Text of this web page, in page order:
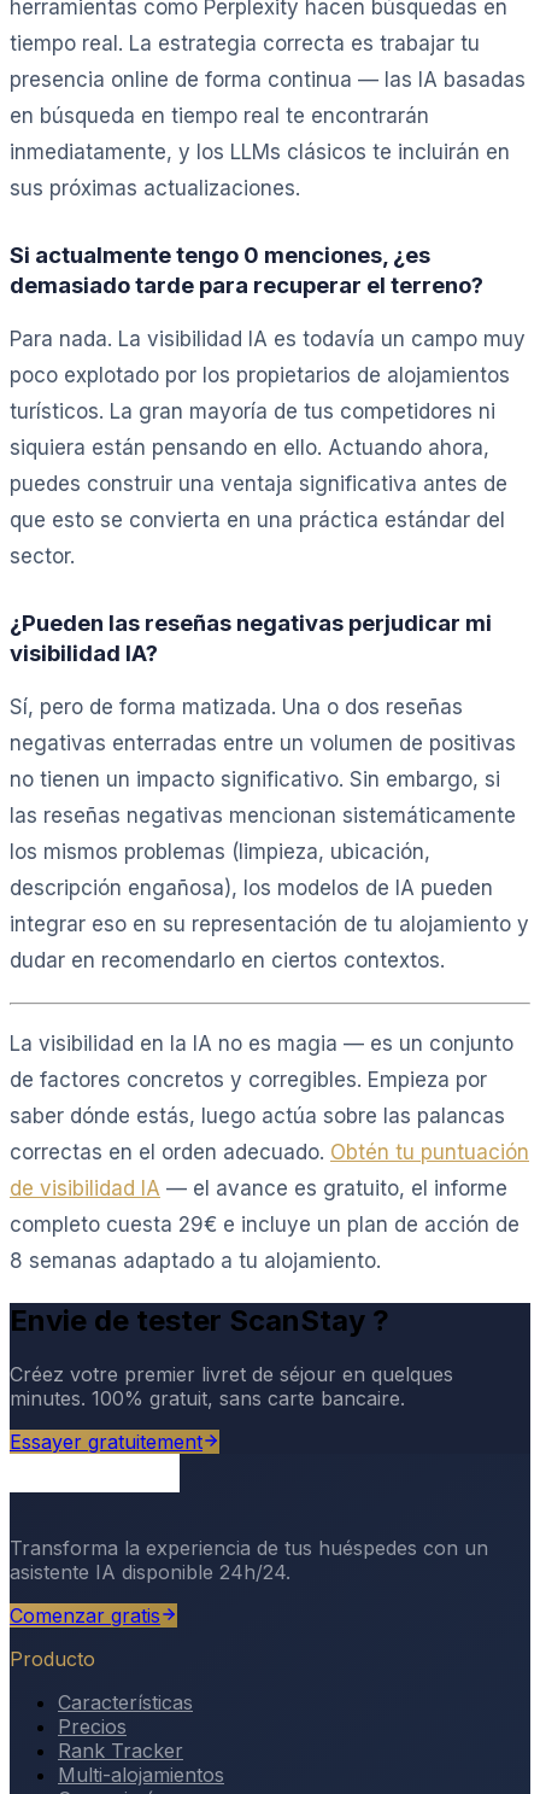
herramientas como Perplexity hacen búsquedas en
tiempo real. La estrategia correcta es trabajar tu
presencia online de forma continua — las IA basadas
en búsqueda en tiempo real te encontrarán
inmediatamente, y los LLMs clásicos te incluirán en
sus próximas actualizaciones.
Si actualmente tengo 0 menciones, ¿es
demasiado tarde para recuperar el terreno?
Para nada. La visibilidad IA es todavía un campo muy
poco explotado por los propietarios de alojamientos
turísticos. La gran mayoría de tus competidores ni
siquiera están pensando en ello. Actuando ahora,
puedes construir una ventaja significativa antes de
que esto se convierta en una práctica estándar del
sector.
¿Pueden las reseñas negativas perjudicar mi
visibilidad IA?
Sí, pero de forma matizada. Una o dos reseñas
negativas enterradas entre un volumen de positivas
no tienen un impacto significativo. Sin embargo, si
las reseñas negativas mencionan sistemáticamente
los mismos problemas (limpieza, ubicación,
descripción engañosa), los modelos de IA pueden
integrar eso en su representación de tu alojamiento y
dudar en recomendarlo en ciertos contextos.
La visibilidad en la IA no es magia — es un conjunto
de factores concretos y corregibles. Empieza por
saber dónde estás, luego actúa sobre las palancas
correctas en el orden adecuado. Obtén tu puntuación
de visibilidad IA — el avance es gratuito, el informe
completo cuesta 29€ e incluye un plan de acción de
8 semanas adaptado a tu alojamiento.
Envie de tester ScanStay ?
Créez votre premier livret de séjour en quelques
minutes. 100% gratuit, sans carte bancaire.
Essayer gratuitement
Transforma la experiencia de tus huéspedes con un
asistente IA disponible 24h/24.
Comenzar gratis
Producto
Características
Precios
Rank Tracker
Multi-alojamientos